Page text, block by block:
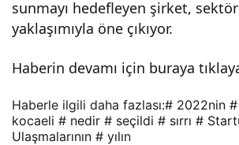
sunmayı hedefleyen şirket,
yaklaşımıyla öne çıkıyor.
Haberin devamı için buraya
Ned
Haberle ilgili daha fazlası:# 2022nin #
kocaeli # nedir # seçildi # sırrı #
Ulaşmalarının # yılın